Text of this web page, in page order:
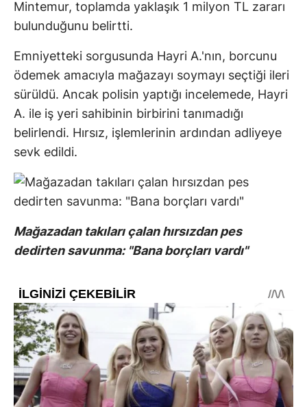
Mintemur, toplamda yaklaşık 1 milyon TL zararı
bulunduğunu belirtti.
Emniyetteki sorgusunda Hayri A.'nın, borcunu
ödemek amacıyla mağazayı soymayı seçtiği ileri
sürüldü. Ancak polisin yaptığı incelemede, Hayri
A. ile iş yeri sahibinin birbirini tanımadığı
belirlendi. Hırsız, işlemlerinin ardından adliyeye
sevk edildi.
Mağazadan takıları çalan hırsızdan pes
dedirten savunma: "Bana borçları vardı"